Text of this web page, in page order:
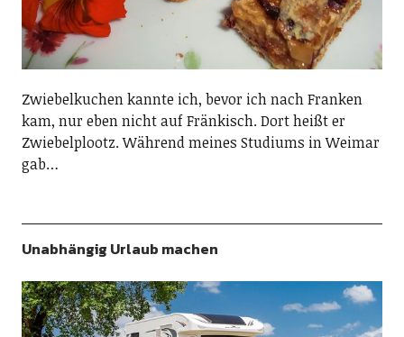
Zwiebelkuchen kannte ich, bevor ich nach Franken
kam, nur eben nicht auf Fränkisch. Dort heißt er
Zwiebelplootz. Während meines Studiums in Weimar
gab…
Unabhängig Urlaub machen